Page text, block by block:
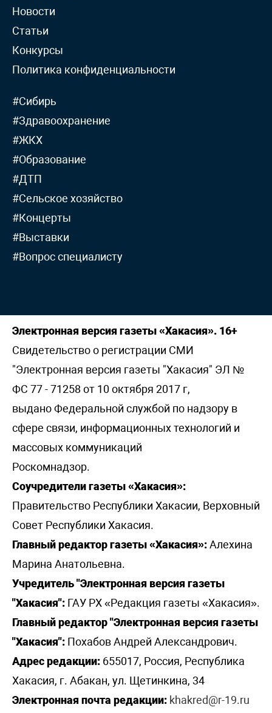
Новости
Статьи
Конкурсы
Политика конфиденциальности
#Сибирь
#Здравоохранение
#ЖКХ
#Образование
#ДТП
#Сельское хозяйство
#Концерты
#Выставки
#Вопрос специалисту
Электронная версия газеты «Хакасия». 16+
Свидетельство о регистрации СМИ
"Электронная версия газеты "Хакасия" ЭЛ №
ФС 77 - 71258 от 10 октября 2017 г,
выдано Федеральной службой по надзору в
сфере связи, информационных технологий и
массовых коммуникаций
Роскомнадзор.
Соучредители газеты «Хакасия»:
Правительство Республики Хакасии, Верховный
Совет Республики Хакасия.
Главный редактор газеты «Хакасия»:Алехина
Марина Анатольевна.
Учредитель "Электронная версия газеты
"Хакасия": ГАУ РХ «Редакция газеты «Хакасия».
Главный редактор "Электронная версия газеты
"Хакасия": Похабов Андрей Александрович.
Адрес редакции: 655017, Россия, Республика
Хакасия, г. Абакан, ул. Щетинкина, 34
Электронная почта редакции: khakred@r-19.ru